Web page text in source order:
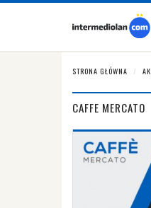
STRONA GŁÓWNA
CAFFE MERCATO